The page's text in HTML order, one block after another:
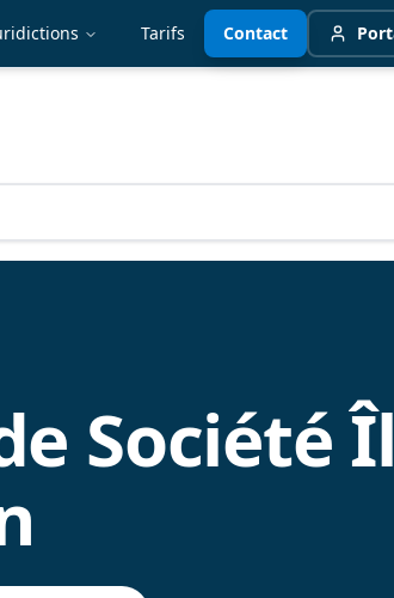
Tarifs Contact
Société